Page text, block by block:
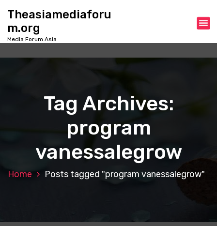
o
Theasiamediaforu
m.org
Media Forum Asia
Tag Archives:
program
vanessalegrow
Home Posts tagged "program vanessalegrow"